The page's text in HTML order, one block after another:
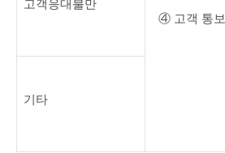
④ 고객 통보
고객응대불만
기타